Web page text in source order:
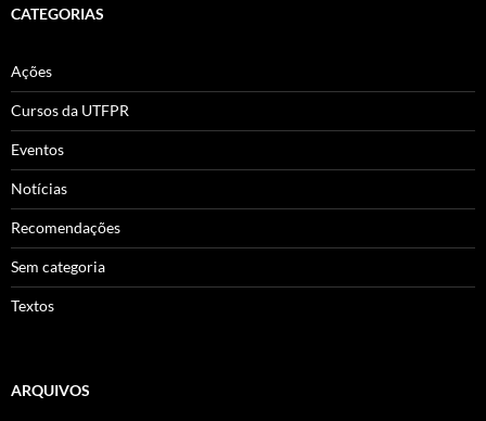
CATEGORIAS
Ações
Cursos da UTFPR
Eventos
Notícias
Recomendações
Sem categoria
Textos
ARQUIVOS